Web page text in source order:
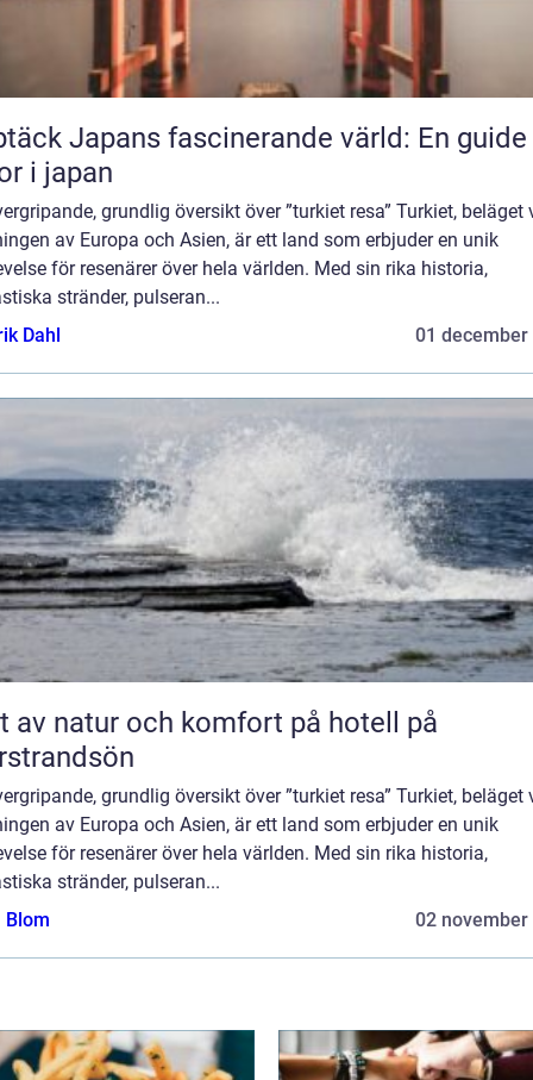
Japans fascinerande värld: En
i japan
grundlig översikt över ”turkiet resa” Turkiet, beläget
av Europa och Asien, är ett land som erbjuder en unik
för resenärer över hela världen. Med sin rika historia,
stränder, pulseran...
Dahl
01 december
av natur och komfort på hotell på
grundlig översikt över ”turkiet resa” Turkiet, beläget
av Europa och Asien, är ett land som erbjuder en unik
för resenärer över hela världen. Med sin rika historia,
stränder, pulseran...
Blom
02 november